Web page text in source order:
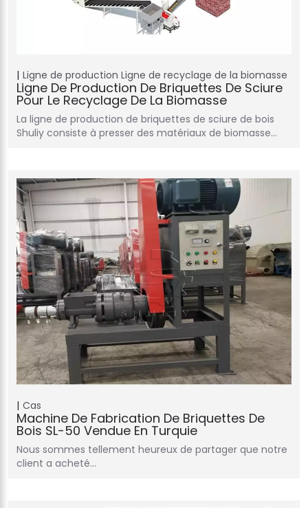
Ligne de production Ligne de recyclage de la biomasse
Ligne De Production De Briquettes De Sciure
Pour Le Recyclage De La Biomasse
La ligne de production de briquettes de sciure de bois
Shuliy consiste à presser des matériaux de biomasse…
Cas
Machine De Fabrication De Briquettes De
Bois SL-50 Vendue En Turquie
Nous sommes tellement heureux de partager que notre
client a acheté…